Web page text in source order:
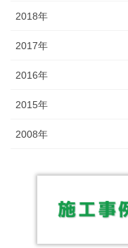
2018年
2017年
2016年
2015年
2008年